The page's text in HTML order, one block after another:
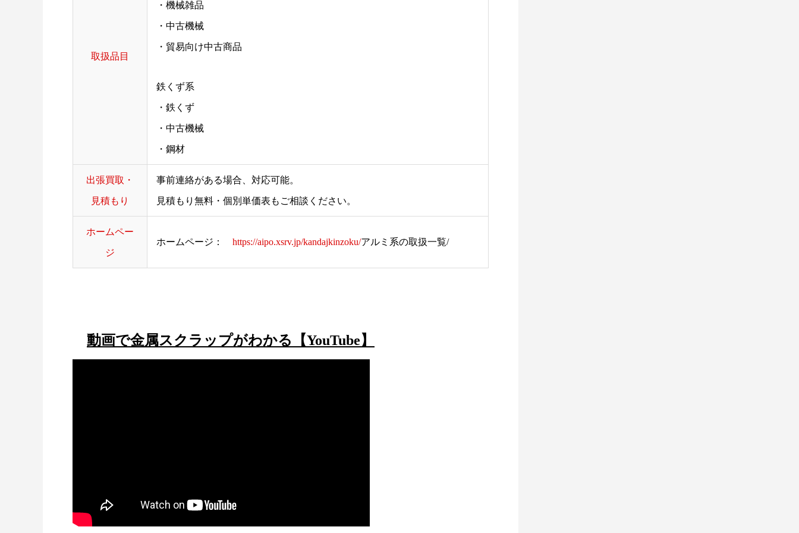
取扱品目
・機械雑品
・中古機械
・貿易向け中古商品
鉄くず系
・鉄くず
・中古機械
・鋼材
出張買取・
見積もり
事前連絡がある場合、対応可能。
見積もり無料・個別単価表もご相談ください。
ホームペー
ジ
ホームページ： https://aipo.xsrv.jp/kandajkinzoku/アルミ系の取扱一覧/
動画で金属スクラップがわかる【YouTube】